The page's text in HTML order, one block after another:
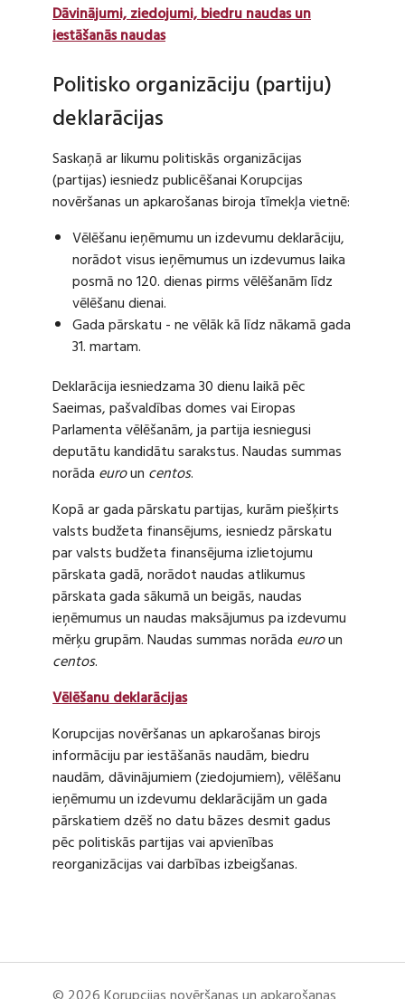
Dāvinājumi, ziedojumi, biedru naudas un
iestāšanās naudas
Politisko organizāciju (partiju)
deklarācijas
Saskaņā ar likumu politiskās organizācijas
(partijas) iesniedz publicēšanai Korupcijas
novēršanas un apkarošanas biroja tīmekļa vietnē:
Vēlēšanu ieņēmumu un izdevumu deklarāciju,
norādot visus ieņēmumus un izdevumus laika
posmā no 120. dienas pirms vēlēšanām līdz
vēlēšanu dienai.
Gada pārskatu - ne vēlāk kā līdz nākamā gada
31. martam.
Deklarācija iesniedzama 30 dienu laikā pēc
Saeimas, pašvaldības domes vai Eiropas
Parlamenta vēlēšanām, ja partija iesniegusi
deputātu kandidātu sarakstus. Naudas summas
norāda euroun centos.
Kopā ar gada pārskatu partijas, kurām piešķirts
valsts budžeta finansējums, iesniedz pārskatu
par valsts budžeta finansējuma izlietojumu
pārskata gadā, norādot naudas atlikumus
pārskata gada sākumā un beigās, naudas
ieņēmumus un naudas maksājumus pa izdevumu
mērķu grupām. Naudas summas norāda euroun
centos.
Vēlēšanu deklarācijas
Korupcijas novēršanas un apkarošanas birojs
informāciju par iestāšanās naudām, biedru
naudām, dāvinājumiem (ziedojumiem), vēlēšanu
ieņēmumu un izdevumu deklarācijām un gada
pārskatiem dzēš no datu bāzes desmit gadus
pēc politiskās partijas vai apvienības
reorganizācijas vai darbības izbeigšanas.